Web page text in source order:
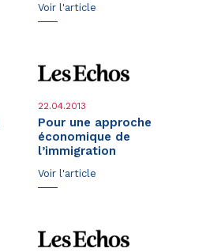
Voir l'article
22.04.2013
Pour une approche
économique de
l’immigration
Voir l'article